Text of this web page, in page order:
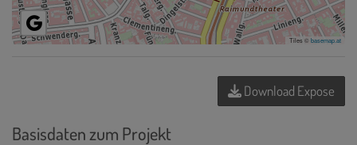
Tiles ©basemap.at
Download Expose
Basisdaten zum Projekt